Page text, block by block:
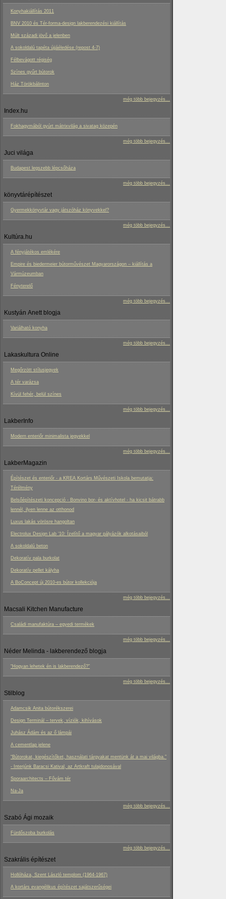
Konyhakiállítás 2011
BNV 2010 és Tér-forma-design lakberendezési kiállítás
Múlt századi jövő a jelenben
A sokoldalú tapéta újjáéledése (repost 4-7)
Félbevágott régiség
Színes gyűrt bútorok
Ház Törökbálinton
még több bejegyzés...
Index.hu
Fokhagymából gyúrt mátrixvilág a sivatag közepén
még több bejegyzés...
Juci világa
Budapest legszebb lépcsőháza
még több bejegyzés...
könyvtárépítészet
Gyermekkönyvtár vagy játszóház könyvekkel?
még több bejegyzés...
Kultúra.hu
A fényjátékos emlékére
Empire és biedermeier bútorművészet Magyarországon – kiállítás a
Vármúzeumban
Fényterelő
még több bejegyzés...
Kustyán Anett blogja
Variálható konyha
még több bejegyzés...
Lakaskultura Online
Megőrzött stílusjegyek
A tér varázsa
Kívül fehér, belül színes
még több bejegyzés...
LakberInfo
Modern enteriőr minimalista jegyekkel
még több bejegyzés...
LakberMagazin
Építészet és enteriőr - a KREA Kortárs Művészeti Iskola bemutatja:
Térélmény
Belsőépítészeti koncepció - Bonvino bor- és aktívhotel - ha kicsit bátrabb
lennél, ilyen lenne az otthonod
Luxus lakás vörösre hangoltan
Electrolux Design Lab ‘10: Ízelítő a magyar pályázók alkotásaiból
A sokoldalú beton
Dekoratív pala burkolat
Dekoratív pellet kályha
A BoConcept új 2010-es bútor kollekciója
még több bejegyzés...
Macsali Kitchen Manufacture
Családi manufaktúra – egyedi termékek
még több bejegyzés...
Néder Melinda - lakberendező blogja
“Hogyan lehetek én is lakberendező?”
még több bejegyzés...
Stilblog
Adamcsik Anita bútorékszerei
Design Terminál – tervek, víziók, kihívások
Juhász Ádám és az ő lámpái
A cementlap jelene
“Bútorokat, kiegészítőket, használati tárgyakat mentünk át a mai világba.”
- Interjúnk Baracsi Katival, az Artkraft tulajdonosával
Sporaarchitects – Fővám tér
Na-Ja
még több bejegyzés...
Szabó Ági mozaik
Fürdőszoba burkolás
még több bejegyzés...
Szakrális építészet
Hollóháza, Szent László templom (1964-1967)
A kortárs evangélikus építészet sajátszerűségei